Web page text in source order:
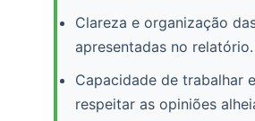
Clareza e organização
apresentadas no relatório.
Capacidade de trabalhar
respeitar as opiniões